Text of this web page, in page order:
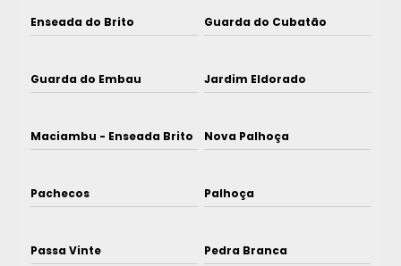
Enseada do Brito Guarda do Cubatão
Guarda do Embau Jardim Eldorado
Maciambu - Enseada Brito Nova Palhoça
Pachecos Palhoça
Passa Vinte Pedra Branca